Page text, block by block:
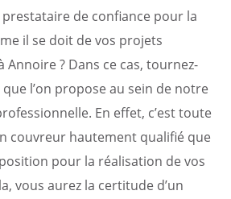
prestataire de confiance pour la
il se doit de vos projets
Annoire ? Dans ce cas, tournez-
l’on propose au sein de notre
En effet, c’est toute
couvreur hautement qualifié que
pour la réalisation de vos
vous aurez la certitude d’un